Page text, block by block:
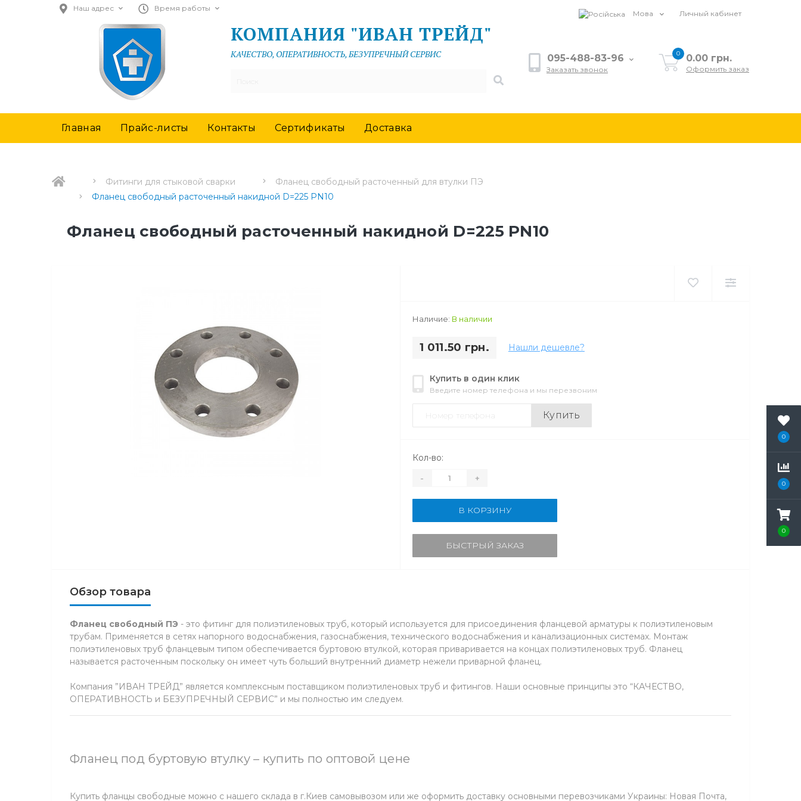
0
0
0
Наш адрес Время работы
Мова Личный кабинет
КОМПАНИЯ "ИВАН ТРЕЙД"
КАЧЕСТВО, ОПЕРАТИВНОСТЬ, БЕЗУПРЕЧНЫЙ СЕРВИС 095-488-83-96
Заказать звонок
0 0.00 грн.
Оформить заказ
Главная Прайс-листы Контакты Сертификаты Доставка
Фитинги для стыковой сварки
Фланец свободный расточенный для втулки ПЭ
Фланец свободный расточенный накидной D=225 PN10
Фланец свободный расточенный накидной D=225 PN10
Наличие: В наличии
1 011.50 грн. Нашли дешевле?
Купить в один клик
Введите номер телефона и мы перезвоним
Купить
Кол-во:
- +
В КОРЗИНУ
БЫСТРЫЙ ЗАКАЗ
Обзор товара
Фланец свободный ПЭ - это фитинг для полиэтиленовых труб, который используется для присоединения фланцевой арматуры к полиэтиленовым
трубам. Применяется в сетях напорного водоснабжения, газоснабжения, технического водоснабжения и канализационных системах. Монтаж
полиэтиленовых труб фланцевым типом обеспечивается буртовою втулкой, которая приваривается на концах полиэтиленовых труб. Фланец
называется расточенным поскольку он имеет чуть больший внутренний диаметр нежели приварной фланец.
Компания ”ИВАН ТРЕЙД” является комплексным поставщиком полиэтиленовых труб и фитингов. Наши основные принципы это “КАЧЕСТВО,
ОПЕРАТИВНОСТЬ и БЕЗУПРЕЧНЫЙ СЕРВИС” и мы полностью им следуем.
Фланец под буртовую втулку – купить по оптовой цене
Купить фланцы свободные можно с нашего склада в г.Киев самовывозом или же оформить доставку основными перевозчиками Украины: Новая Почта,